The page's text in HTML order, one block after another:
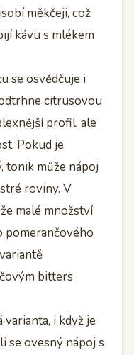
měkčeji, což
kávu s mlékem
se osvědčuje i
citrusovou
profil, ale
Pokud je
tonik může nápoj
roviny. V
malé množství
pomerančového
bitters
varianta, i když je
se ovesný nápoj s